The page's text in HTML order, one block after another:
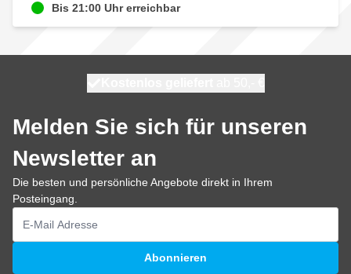
Bis 21:00 Uhr erreichbar
Melden Sie sich für unseren
Newsletter an
Die besten und persönliche Angebote direkt in Ihrem
Posteingang.
E-Mailadresse
Abonnieren